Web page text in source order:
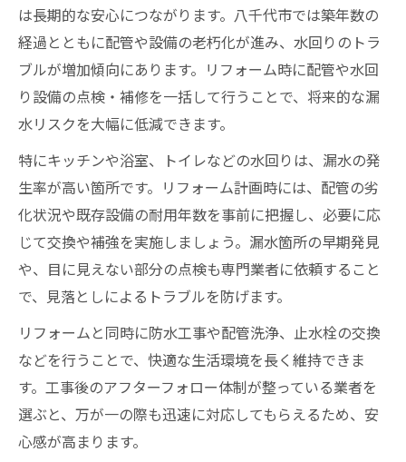
は長期的な安心につながります。八千代市では築年数の
経過とともに配管や設備の老朽化が進み、水回りのトラ
ブルが増加傾向にあります。リフォーム時に配管や水回
り設備の点検・補修を一括して行うことで、将来的な漏
水リスクを大幅に低減できます。
特にキッチンや浴室、トイレなどの水回りは、漏水の発
生率が高い箇所です。リフォーム計画時には、配管の劣
化状況や既存設備の耐用年数を事前に把握し、必要に応
じて交換や補強を実施しましょう。漏水箇所の早期発見
や、目に見えない部分の点検も専門業者に依頼すること
で、見落としによるトラブルを防げます。
リフォームと同時に防水工事や配管洗浄、止水栓の交換
などを行うことで、快適な生活環境を長く維持できま
す。工事後のアフターフォロー体制が整っている業者を
選ぶと、万が一の際も迅速に対応してもらえるため、安
心感が高まります。